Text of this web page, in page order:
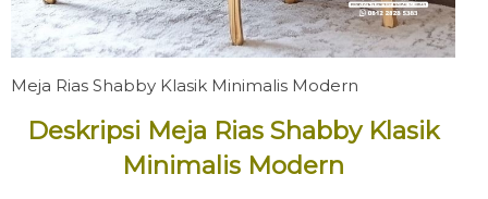
Meja Rias Shabby Klasik Minimalis Modern
Deskripsi Meja Rias Shabby Klasik
Minimalis Modern